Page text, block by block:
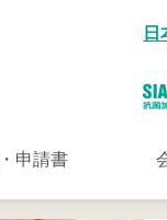
日
申請書